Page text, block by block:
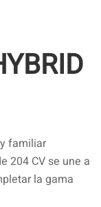
familiar
204 CV se une a
la gama